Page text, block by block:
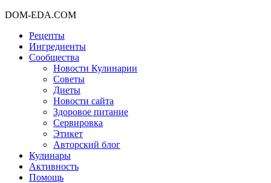
DOM-EDA.COM
Рецепты
Ингредиенты
Сообщества
Новости Кулинарии
Советы
Диеты
Новости сайта
Здоровое питание
Сервировка
Этикет
Авторский блог
Кулинары
Активность
Помощь